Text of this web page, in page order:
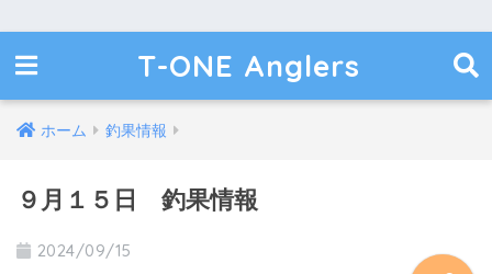
T-ONE Anglers
ホーム 釣果情報
９月１５日 釣果情報
2024/09/15